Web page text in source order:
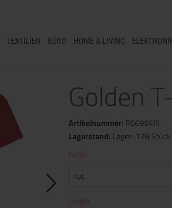
TEXTILIEN BÜRO HOME & LIVING
Golden
Artikelnummer: R66964I5
Lagerstand: Lager: 128 Stück
Farbe
rot
Größe